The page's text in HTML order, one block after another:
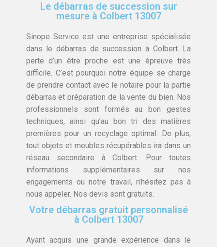
Le débarras de succession sur
mesure à Colbert 13007
Sinope Service est une entreprise spécialisée
dans le débarras de succession à Colbert. La
perte d’un être proche est une épreuve très
difficile. C’est pourquoi notre équipe se charge
de prendre contact avec le notaire pour la partie
débarras et préparation de la vente du bien. Nos
professionnels sont formés au bon gestes
techniques, ainsi qu’au bon tri des matières
premières pour un recyclage optimal. De plus,
tout objets et meubles récupérables ira dans un
réseau secondaire à Colbert. Pour toutes
informations supplémentaires sur nos
engagements ou notre travail, n’hésitez pas à
nous appeler. Nos devis sont gratuits.
Votre débarras gratuit personnalisé
à Colbert 13007
Ayant acquis une grande expérience dans le